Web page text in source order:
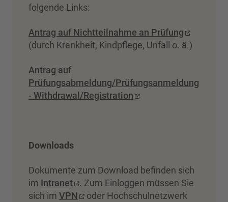
folgende Links:
Antrag auf Nichtteilnahme an Prüfung
(durch Krankheit, Kindpflege, Unfall o. ä.)
Antrag auf
Prüfungsabmeldung/Prüfungsanmeldung
- Withdrawal/Registration
Downloads
Dokumente zum Download befinden sich
im Intranet
. Zum Einloggen müssen Sie
sich im VPN
oder Hochschulnetzwerk